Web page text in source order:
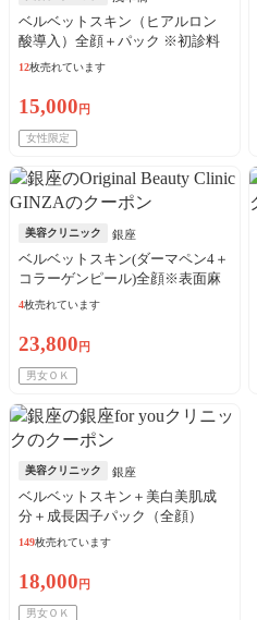
ベルベットスキン（ヒアルロン
酸導入）全顔＋パック ※初診料
込
12枚売れています
15,000 円
女性限定
美容クリニック 銀座
ベルベットスキン(ダーマペン4＋
コラーゲンピール)全顔※表面麻
酔・針代込み
4枚売れています
23,800 円
男女ＯＫ
美容クリニック 銀座
ベルベットスキン＋美白美肌成
分＋成長因子パック（全顔）
149枚売れています
18,000 円
男女ＯＫ